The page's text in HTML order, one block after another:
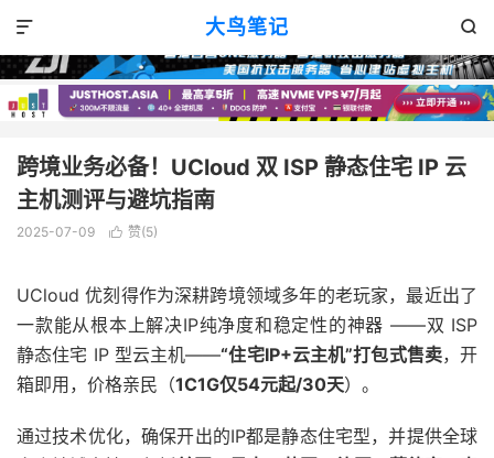
大鸟笔记 

优惠消息
跨境业务必备！UCloud 双 ISP 静态住宅 IP 云
主机测评与避坑指南
2025-07-09  赞(5)
UCloud 优刻得作为深耕跨境领域多年的老玩家，最近出了
一款能从根本上解决IP纯净度和稳定性的神器 ——双 ISP
静态住宅 IP 型云主机——“住宅IP+云主机”打包式售卖，开
箱即用，价格亲民（1C1G仅54元起/30天）。
通过技术优化，确保开出的IP都是静态住宅型，并提供全球